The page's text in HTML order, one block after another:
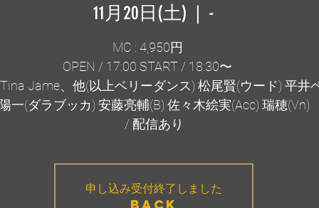
11月20日(土)
  |
-
MC : 4,950円
OPEN / 17:00 START / 18:30〜
Jame、他(以上ベリーダンス) 松尾賢(ウード) 平井
一(ダラブッカ) 安藤亮輔(B) 佐々木絵実(Acc) 瑞穂(Vn)
/ 配信あり
申し込み受付終了しました
BACK